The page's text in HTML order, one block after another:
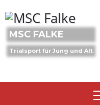
to
content
MSC FALKE
Trialsport für Jung und Alt